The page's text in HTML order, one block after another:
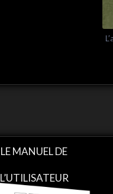
LE MANUEL DE
L’UTILISATEUR